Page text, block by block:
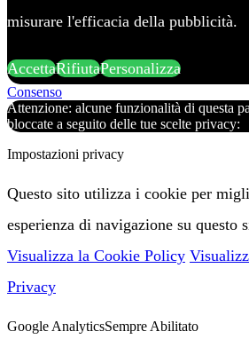
misurare l'efficacia della pubblicità.
AccettaRifiutaPersonalizza
Consenso
Attenzione: alcune funzionalità di questa
bloccate a seguito delle tue scelte privacy:
Impostazioni privacy
Questo sito utilizza i cookie per
esperienza di navigazione su questo
Visualizza la Cookie Policy
Privacy
Google AnalyticsSempre Abilitato